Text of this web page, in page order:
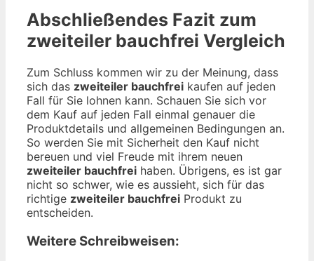
Abschließendes Fazit zum
zweiteiler bauchfrei Vergleich
Zum Schluss kommen wir zu der Meinung, dass
sich das zweiteiler bauchfrei kaufen auf jeden
Fall für Sie lohnen kann. Schauen Sie sich vor
dem Kauf auf jeden Fall einmal genauer die
Produktdetails und allgemeinen Bedingungen an.
So werden Sie mit Sicherheit den Kauf nicht
bereuen und viel Freude mit ihrem neuen
zweiteiler bauchfrei haben. Übrigens, es ist gar
nicht so schwer, wie es aussieht, sich für das
richtige zweiteiler bauchfrei Produkt zu
entscheiden.
Weitere Schreibweisen: